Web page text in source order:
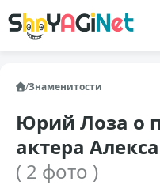
/Знаменитости
Юрий Лоза о
актера
( 2 фото )